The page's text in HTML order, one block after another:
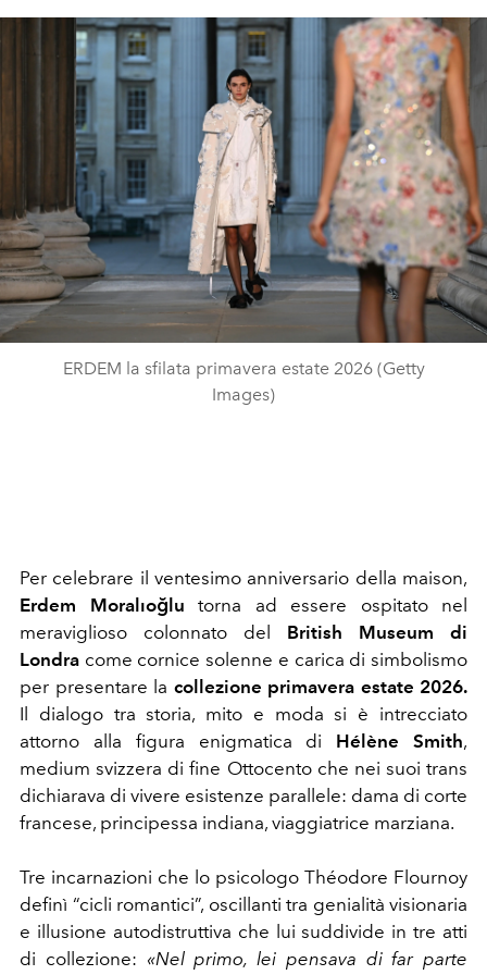
ERDEM la sfilata primavera estate 2026 (Getty
Images)
Per celebrare il ventesimo anniversario della maison,
Erdem Moralıoğlu torna ad essere ospitato nel
meraviglioso colonnato del British Museum di
Londra come cornice solenne e carica di simbolismo
per presentare la collezione primavera estate 2026.
Il dialogo tra storia, mito e moda si è intrecciato
attorno alla figura enigmatica di Hélène Smith,
medium svizzera di fine Ottocento che nei suoi trans
dichiarava di vivere esistenze parallele: dama di corte
francese, principessa indiana, viaggiatrice marziana.
Tre incarnazioni che lo psicologo Théodore Flournoy
definì “cicli romantici”, oscillanti tra genialità visionaria
e illusione autodistruttiva che lui suddivide in tre atti
di collezione: «Nel primo, lei pensava di far parte